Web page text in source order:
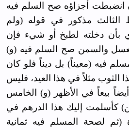
انضبطت أجزاؤه صح السلم فيه
الثالث مذكور في قوله (ولم
أي بأن دخلته لطبخ أو شيء فإن
والسمن صح السلم فيه (و)
فيه (معيناً) بل ديناً فلو كان
الثوب مثلاً في هذا العيد، فليس
بيعاً في الأظهر (و) الخامس
كأسلمت إليك هذا الدرهم في
لصحة المسلم فيه ثمانية